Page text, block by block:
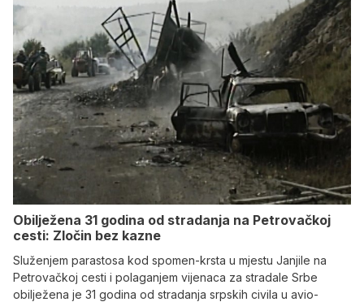
Obilježena 31 godina od stradanja na Petrovačkoj
cesti: Zločin bez kazne
Služenjem parastosa kod spomen-krsta u mjestu Janjile na
Petrovačkoj cesti i polaganjem vijenaca za stradale Srbe
obilježena je 31 godina od stradanja srpskih civila u avio-